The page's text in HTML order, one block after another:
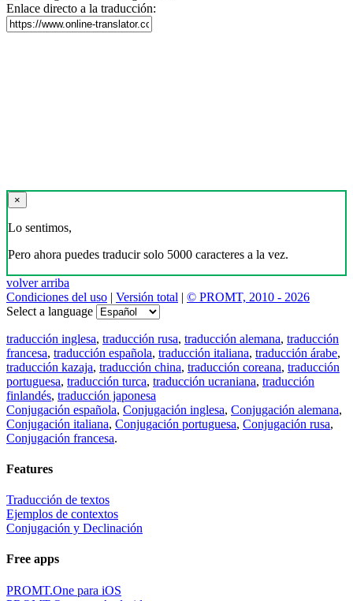
Enlace directo a la traducción:
×
Lo sentimos,
Pero ahora puedes traducir solo 5000 caracteres a la vez.
volver arriba
Condiciones del uso | Versión total | © PROMT, 2010 - 2026
Select a language
traducción inglesa, traducción rusa, traducción alemana, traducción
francesa, traducción española, traducción italiana, traducción árabe,
traducción kazaja, traducción china, traducción coreana, traducción
portuguesa, traducción turca, traducción ucraniana, traducción
finlandés, traducción japonesa
Conjugación española, Conjugación inglesa, Conjugación alemana,
Conjugación italiana, Conjugación portuguesa, Conjugación rusa,
Conjugación francesa.
Features
Traducción de textos
Ejemplos de contextos
Conjugación y Declinación
Free apps
PROMT.One para iOS